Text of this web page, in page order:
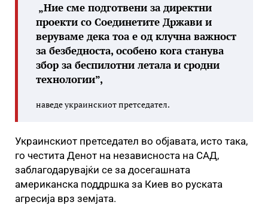
„Ние сме подготвени за директни
проекти со Соединетите Држави и
веруваме дека тоа е од клучна важност
за безбедноста, особено кога станува
збор за беспилотни летала и сродни
технологии”,
наведе украинскиот претседател.
Украинскиот претседател во објавата, исто така,
го честита Денот на независноста на САД,
заблагодарувајќи се за досегашната
американска поддршка за Киев во руската
агресија врз земјата.